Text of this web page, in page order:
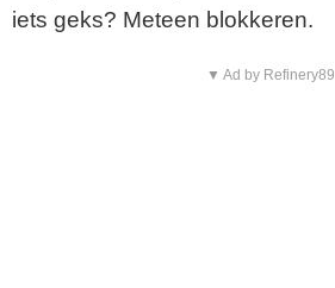
iets geks? Meteen blokkeren.
▼ Ad by Refinery89